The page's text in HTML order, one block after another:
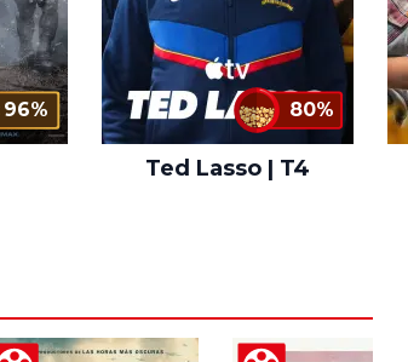
96% 80%
Ted Lasso | T4